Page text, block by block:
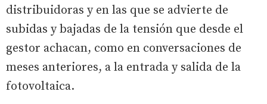
distribuidoras y en las que se advierte de
subidas y bajadas de la tensión que desde el
gestor achacan, como en conversaciones de
meses anteriores, a la entrada y salida de la
fotovoltaica.